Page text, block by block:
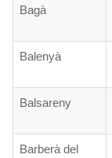
Bagà
Balenyà
Balsareny
Barberà del